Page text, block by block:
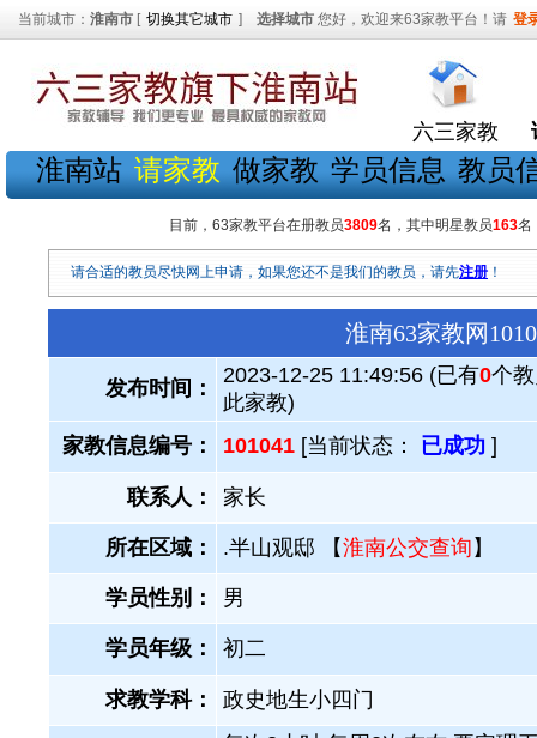
当前城市： 淮南市 [ 切换其它城市 ] 选择城市 您好，欢迎来63家教平台！请 登
六三家教
淮南站 请家教 做家教 学员信息 教员
目前，63家教平台在册教员3809名，其中明星教员163名
请合适的教员尽快网上申请，如果您还不是我们的教员，请先注册 ！
淮南63家教网
发布时间：
2023-12-25 11:49:56 (已有0个
此家教)
家教信息编号：
101041 [当前状态： 已成功 ]
联系人： 家长
所在区域： .半山观邸 【淮南公交查询 】
学员性别： 男
学员年级： 初二
求教学科： 政史地生小四门